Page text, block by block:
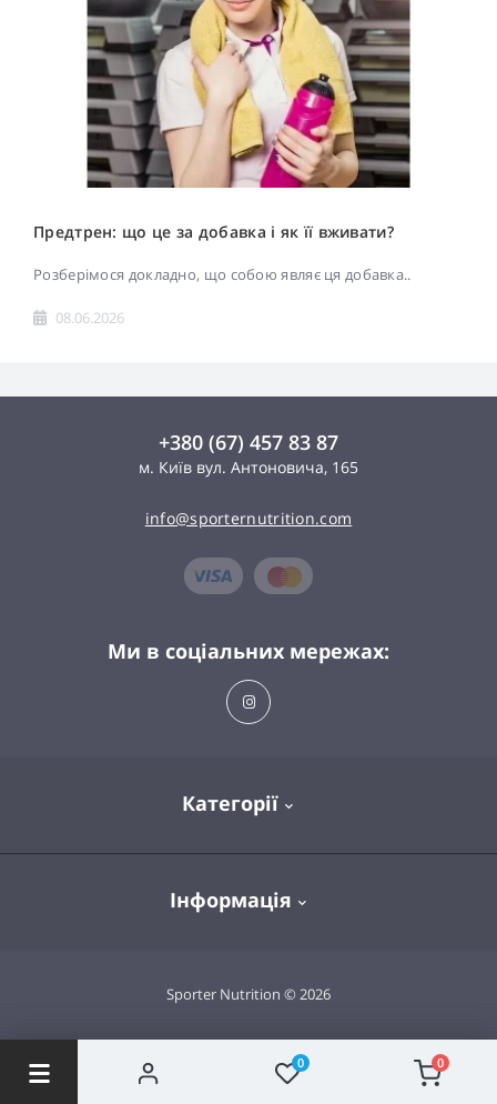
0 0
Предтрен: що це за добавка і як її вживати?
Розберімося докладно, що собою являє ця добавка..
08.06.2026
+380 (67) 457 83 87
м. Київ вул. Антоновича, 165
info@sporternutrition.com
Категорії
Спортивне харчування
Інформація
Про магазин
Політика конфіденційності
Ми в соціальних мережах:
Sporter Nutrition © 2026